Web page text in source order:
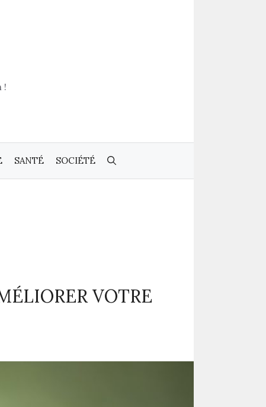
!
SANTÉ SOCIÉTÉ
VOTRE